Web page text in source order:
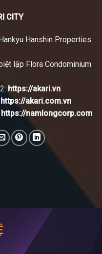
CITY
Hanshin Properties
lập Flora Condominium
https://akari.vn
https://akari.com.vn
https://namlongcorp.com